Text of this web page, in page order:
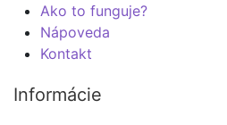
Ako to funguje?
Nápoveda
Kontakt
Informácie